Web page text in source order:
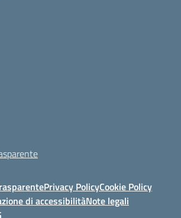
Privacy PolicyCookie Policy
di accessibilitàNote legali